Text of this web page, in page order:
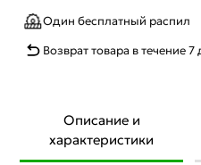
Один бесплатный распил
Возврат товара в течение 7
Описание и
характеристики